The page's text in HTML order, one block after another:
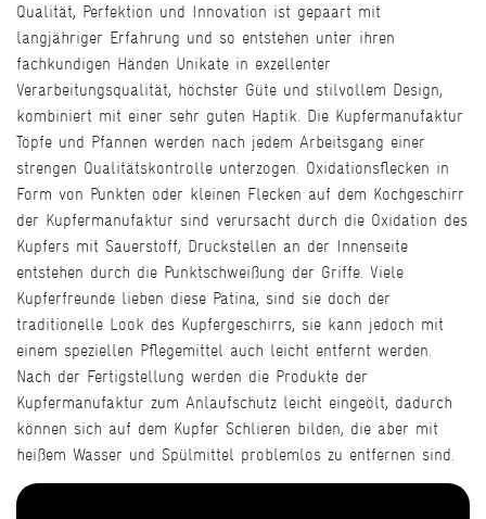
Qualität, Perfektion und Innovation ist gepaart mit
langjähriger Erfahrung und so entstehen unter ihren
fachkundigen Händen Unikate in exzellenter
Verarbeitungsqualität, höchster Güte und stilvollem Design,
kombiniert mit einer sehr guten Haptik. Die Kupfermanufaktur
Töpfe und Pfannen werden nach jedem Arbeitsgang einer
strengen Qualitätskontrolle unterzogen. Oxidationsflecken in
Form von Punkten oder kleinen Flecken auf dem Kochgeschirr
der Kupfermanufaktur sind verursacht durch die Oxidation des
Kupfers mit Sauerstoff, Druckstellen an der Innenseite
entstehen durch die Punktschweißung der Griffe. Viele
Kupferfreunde lieben diese Patina, sind sie doch der
traditionelle Look des Kupfergeschirrs, sie kann jedoch mit
einem speziellen Pflegemittel auch leicht entfernt werden.
Nach der Fertigstellung werden die Produkte der
Kupfermanufaktur zum Anlaufschutz leicht eingeölt, dadurch
können sich auf dem Kupfer Schlieren bilden, die aber mit
heißem Wasser und Spülmittel problemlos zu entfernen sind.